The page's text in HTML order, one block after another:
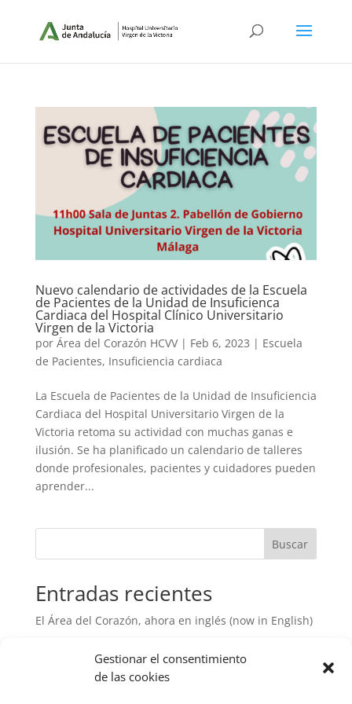
Gestionar el consentimiento
de las cookies
Nuevo calendario de actividades de la Escuela
de Pacientes de la Unidad de Insuficienca
Cardiaca del Hospital Clínico Universitario
Virgen de la Victoria
por Área del Corazón HCVV| Feb 6, 2023 | Escuela
de Pacientes, Insuficiencia cardiaca
La Escuela de Pacientes de la Unidad de Insuficiencia
Cardiaca del Hospital Universitario Virgen de la
Victoria retoma su actividad con muchas ganas e
ilusión. Se ha planificado un calendario de talleres
donde profesionales, pacientes y cuidadores pueden
aprender...
Buscar
Entradas recientes
El Área del Corazón, ahora en inglés (now in English)
mejor el riesgo en la hipertensión arterial pulmonar
¿La rotura de placas vulnerables implica un evento